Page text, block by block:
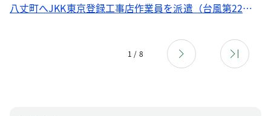
八丈町へJKK東京登録工事店作業員を派遣（台風第22・
1 / 8